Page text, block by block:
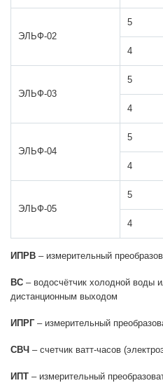
ЭЛЬФ-02
5
4
ЭЛЬФ-03
5
4
ЭЛЬФ-04
5
4
ЭЛЬФ-05
5
4
ИПРВ – измерительный
ВС – водосчётчик холодной воды
дистанционным выходом
ИПРГ – измерительный
СВЧ – счетчик ватт-часов
ИПТ – измерительный